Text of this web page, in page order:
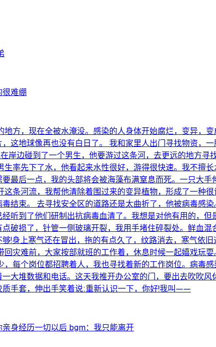
难绷
方，现在全被水淹没。感染的人身体开始腐烂，变异，
这地球像再也没有白日了。 我和家里人出门寻找物资，
岸边碰到了一个男生，他要游过这条河，去更远的地方
率先下了水，他看起来水性很好，游得很快速。我不擅
最后一点，我的头部将会被海藻布满窒息而死。一只大
条河流，我帮他清除着围过来的变异植物，形成了一种
结束。 去寻找安全区的道路还是太曲折了，他被病毒感
听到了他们研制出抗病毒血清了。我想是对他有用的，
破损了，针管一侧玻璃开裂，我用手堵住碎裂处。鲜血
!身上寒气还在冒出，拖的有点久了，纹路消去，寒气依
灾难前，大家按部就班的工作着，休息时候一起嬉戏玩
每个岗位都招聘着人，我也寻找着新的工作岗位。病毒
大堆数据和电话。这天我推开办公室的门，要出去吹吹
手套，伸出手笑着说:重新认识一下，你好!我叫——
身经历一切以后 bgm：我只能离开